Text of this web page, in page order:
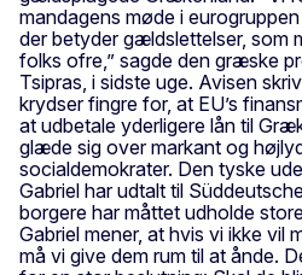
mandagens møde i
der betyder gældslettelser, som
folks ofre,” sagde den græske
Tsipras, i sidste uge. Avisen
krydser fingre for, at EU’s
at udbetale yderligere lån til
glæde sig over markant og
socialdemokrater. Den tyske
Gabriel har udtalt til
borgere har måttet udholde
Gabriel mener, at hvis vi ikke vil
må vi give dem rum til at ånde.